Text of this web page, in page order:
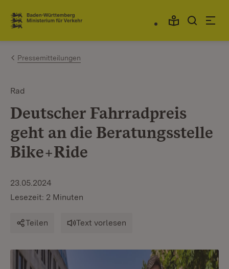
Zum Inhalt springen
Link zur Startseite
Pressemitteilungen
Rad
Deutscher Fahrradpreis
geht an die Beratungsstelle
Bike+Ride
23.05.2024
Lesezeit: 2 Minuten
Teilen Text vorlesen